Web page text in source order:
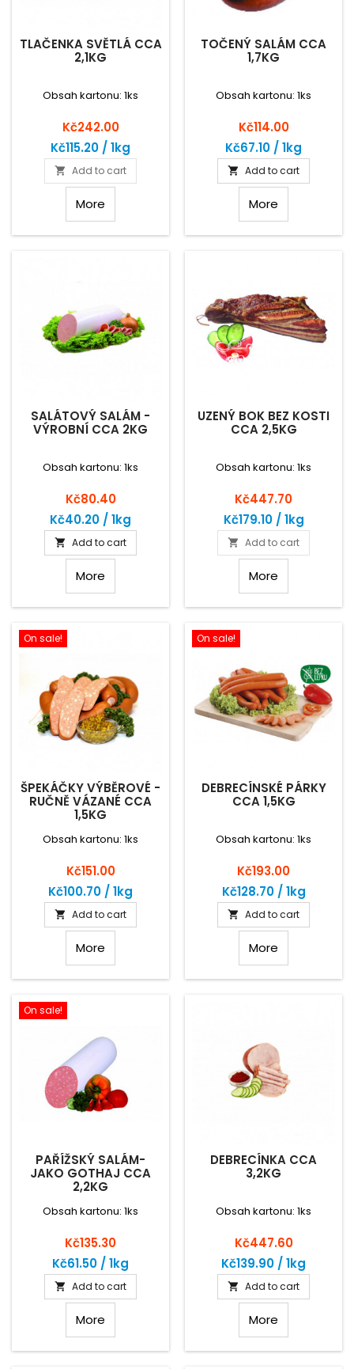
TLAČENKA SVĚTLÁ CCA
2,1KG
Obsah kartonu: 1ks
Price
Kč242.00
Kč115.20 / 1kg
 Add to cart
More
TOČENÝ SALÁM CCA
1,7KG
Obsah kartonu: 1ks
Price
Kč114.00
Kč67.10 / 1kg
 Add to cart
More
SALÁTOVÝ SALÁM -
VÝROBNÍ CCA 2KG
Obsah kartonu: 1ks
Price
Kč80.40
Kč40.20 / 1kg
 Add to cart
More
UZENÝ BOK BEZ KOSTI
CCA 2,5KG
Obsah kartonu: 1ks
Price
Kč447.70
Kč179.10 / 1kg
 Add to cart
More
On sale!
ŠPEKÁČKY VÝBĚROVÉ -
RUČNĚ VÁZANÉ CCA
1,5KG
Obsah kartonu: 1ks
Price
Kč151.00
Kč100.70 / 1kg
 Add to cart
More
On sale!
DEBRECÍNSKÉ PÁRKY
CCA 1,5KG
Obsah kartonu: 1ks
Price
Kč193.00
Kč128.70 / 1kg
 Add to cart
More
On sale!
PAŘÍŽSKÝ SALÁM-
JAKO GOTHAJ CCA
2,2KG
Obsah kartonu: 1ks
Price
Kč135.30
Kč61.50 / 1kg
 Add to cart
More
DEBRECÍNKA CCA
3,2KG
Obsah kartonu: 1ks
Price
Kč447.60
Kč139.90 / 1kg
 Add to cart
More